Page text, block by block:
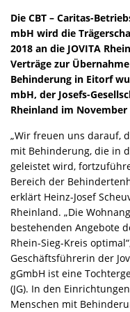
Die CBT – Caritas-
mbH wird die
2018 an die JOVITA
Verträge zur
Behinderung in Eitorf
mbH, der Josefs-
Rheinland im
„Wir freuen uns darauf,
mit Behinderung, die in
geleistet wird,
Bereich der
erklärt Heinz-Josef
Rheinland. „Die
bestehenden Angebote
Rhein-Sieg-Kreis
Geschäftsführerin der
gGmbH ist eine
(JG). In den
Menschen mit